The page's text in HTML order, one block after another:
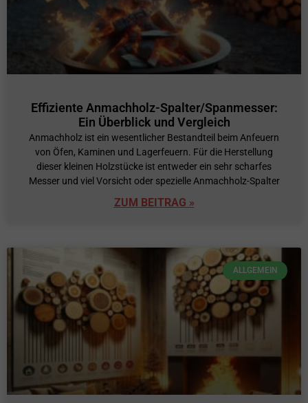
Effiziente Anmachholz-Spalter/Spanmesser:
Ein Überblick und Vergleich
Anmachholz ist ein wesentlicher Bestandteil beim Anfeuern
von Öfen, Kaminen und Lagerfeuern. Für die Herstellung
dieser kleinen Holzstücke ist entweder ein sehr scharfes
Messer und viel Vorsicht oder spezielle Anmachholz-Spalter
ZUM BEITRAG »
ALLGEMEIN